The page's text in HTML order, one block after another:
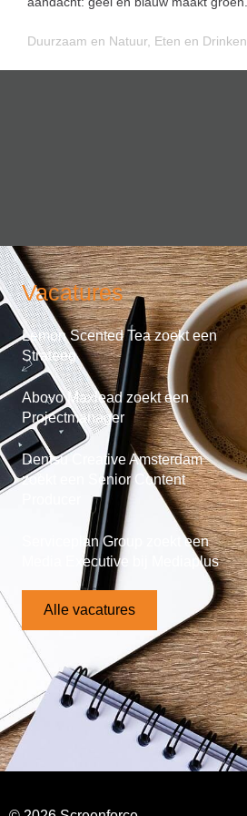
Duurzaam en Natuur, Eten en Drinken
Vacatures
Lemon Scented Tea zoekt een
Strateeg
Abovo Maxlead zoekt een
Projectmanager
Dentsu Creative Amsterdam
zoekt een Senior Content
Serviceplan Group zoekt een
Media Executive bij Mediaplus
Alle vacatures